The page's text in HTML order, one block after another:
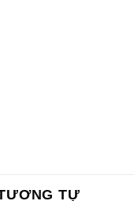
TỰ